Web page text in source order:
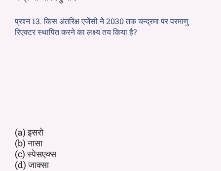
प्रश्न 13. किस अंतरिक्ष एजेंसी ने 2030 तक चन्द्रमा पर परमाणु
रिएक्टर स्थापित करने का लक्ष्य तय किया है?
(a) इसरो
(b) नासा
(c) स्पेसएक्स
(d) जाक्सा